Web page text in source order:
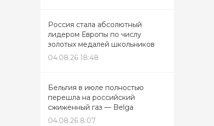
Россия стала абсолютный
лидером Европы по числу
золотых медалей школьников
04.08.26 18:48
Бельгия в июле полностью
перешла на российский
сжиженный газ — Belga
04.08.26 8:07